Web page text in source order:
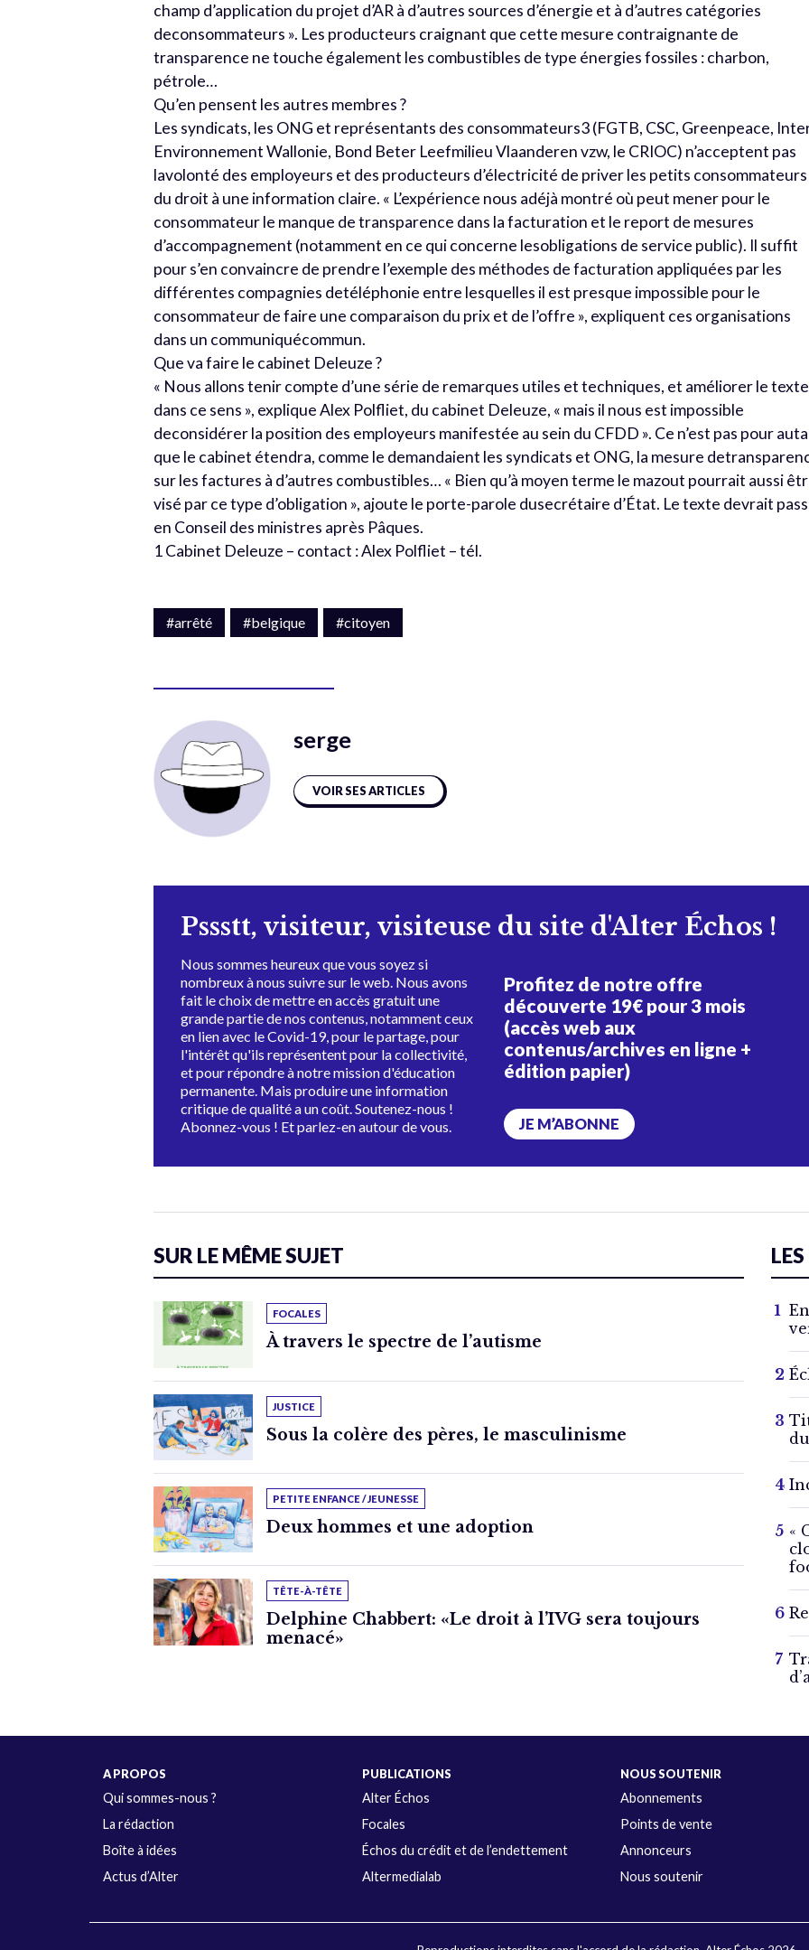
champ d’application du projet d’AR à d’autres sources d’énergie et à d’autres catégories
deconsommateurs ». Les producteurs craignant que cette mesure contraignante de
transparence ne touche également les combustibles de type énergies fossiles : charbon,
pétrole…
Qu’en pensent les autres membres ?
Les syndicats, les ONG et représentants des consommateurs3 (FGTB, CSC, Greenpeace,
Environnement Wallonie, Bond Beter Leefmilieu Vlaanderen vzw, le CRIOC) n’acceptent pas
lavolonté des employeurs et des producteurs d’électricité de priver les petits consommateurs
du droit à une information claire. « L’expérience nous adéjà montré où peut mener pour le
consommateur le manque de transparence dans la facturation et le report de mesures
d’accompagnement (notamment en ce qui concerne lesobligations de service public). Il suffit
pour s’en convaincre de prendre l’exemple des méthodes de facturation appliquées par les
différentes compagnies detéléphonie entre lesquelles il est presque impossible pour le
consommateur de faire une comparaison du prix et de l’offre », expliquent ces organisations
dans un communiquécommun.
Que va faire le cabinet Deleuze ?
« Nous allons tenir compte d’une série de remarques utiles et techniques, et améliorer le texte
dans ce sens », explique Alex Polfliet, du cabinet Deleuze, « mais il nous est impossible
deconsidérer la position des employeurs manifestée au sein du CFDD ». Ce n’est pas pour
que le cabinet étendra, comme le demandaient les syndicats et ONG, la mesure
sur les factures à d’autres combustibles… « Bien qu’à moyen terme le mazout pourrait aussi
visé par ce type d’obligation », ajoute le porte-parole dusecrétaire d’État. Le texte devrait
en Conseil des ministres après Pâques.
1 Cabinet Deleuze – contact : Alex Polfliet – tél.
#arrêté #belgique #citoyen
serge
VOIR SES ARTICLES
Pssstt, visiteur, visiteuse du site d'Alter Échos !
Nous sommes heureux que vous soyez si
nombreux à nous suivre sur le web. Nous avons
fait le choix de mettre en accès gratuit une
grande partie de nos contenus, notamment ceux
en lien avec le Covid-19, pour le partage, pour
l'intérêt qu'ils représentent pour la collectivité,
et pour répondre à notre mission d'éducation
permanente. Mais produire une information
critique de qualité a un coût. Soutenez-nous !
Abonnez-vous ! Et parlez-en autour de vous.
Profitez de notre offre
découverte 19€ pour 3 mois
(accès web aux
contenus/archives en ligne +
édition papier)
JE M’ABONNE
SUR LE MÊME SUJET
FOCALES
À travers le spectre de l’autisme
JUSTICE
Sous la colère des pères, le masculinisme
PETITE ENFANCE / JEUNESSE
Deux hommes et une adoption
TÊTE-À-TÊTE
Delphine Chabbert: «Le droit à l’IVG sera toujours
menacé»
«
A PROPOS
Qui sommes-nous ?
La rédaction
Boîte à idées
Actus d’Alter
PUBLICATIONS
Alter Échos
Focales
Échos du crédit et de l’endettement
Altermedialab
NOUS SOUTENIR
Abonnements
Points de vente
Annonceurs
Nous soutenir